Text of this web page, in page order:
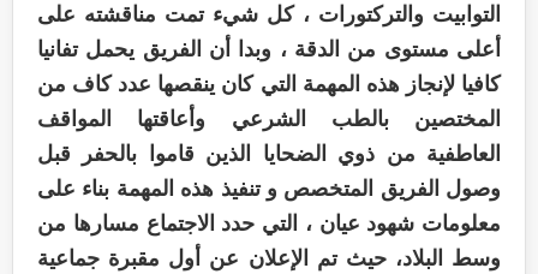
التوابيت والتركتورات ، كل شيء تمت مناقشته على
أعلى مستوى من الدقة ، وبدا أن الفريق يحمل تفانيا
كافيا لإنجاز هذه المهمة التي كان ينقصها عدد كاف من
المختصين بالطب الشرعي وأعاقتها المواقف
العاطفية من ذوي الضحايا الذين قاموا بالحفر قبل
وصول الفريق المتخصص و تنفيذ هذه المهمة بناء على
معلومات شهود عيان ، التي حدد الاجتماع مسارها من
وسط البلاد، حيث تم الإعلان عن أول مقبرة جماعية